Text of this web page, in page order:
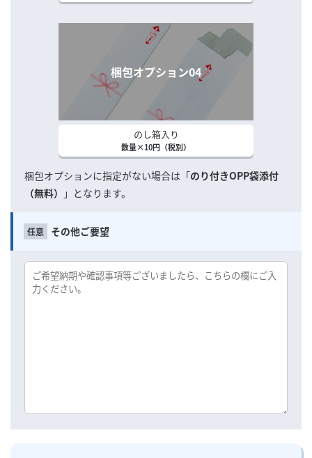
梱包オプション04
のし箱入り
数量×10円（税別）
梱包オプションに指定がない場合は「のり付きOPP袋添付
（無料） 」となります。
その他ご要望